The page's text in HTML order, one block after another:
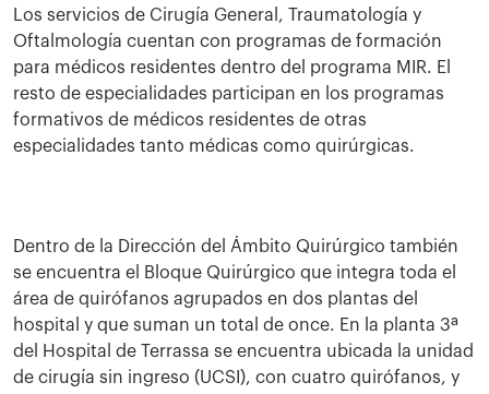
Los servicios de Cirugía General, Traumatología y
Oftalmología cuentan con programas de formación
para médicos residentes dentro del programa MIR. El
resto de especialidades participan en los programas
formativos de médicos residentes de otras
especialidades tanto médicas como quirúrgicas.
Dentro de la Dirección del Ámbito Quirúrgico también
se encuentra el Bloque Quirúrgico que integra toda el
área de quirófanos agrupados en dos plantas del
hospital y que suman un total de once. En la planta 3ª
del Hospital de Terrassa se encuentra ubicada la unidad
de cirugía sin ingreso (UCSI), con cuatro quirófanos, y